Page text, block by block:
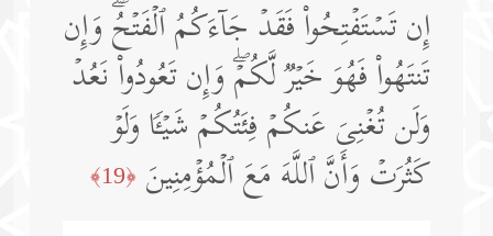
إِن تَسۡتَفۡتِحُوا۟ فَقَدۡ جَاۤءَكُمُ ٱلۡفَتۡحُۖ وَإِن
تَنتَهُوا۟ فَهُوَ خَیۡرࣱ لَّكُمۡۖ وَإِن تَعُودُوا۟ نَعُدۡ
وَلَن تُغۡنِیَ عَنكُمۡ فِئَتُكُمۡ شَیۡـࣰٔا وَلَوۡ
كَثُرَتۡ وَأَنَّ ٱللَّهَ مَعَ ٱلۡمُؤۡمِنِینَ ﴿19﴾